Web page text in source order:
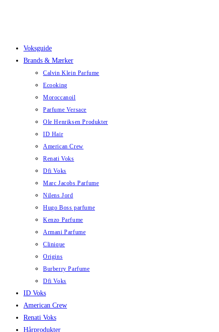
Voksguide
Brands & Mærker
Calvin Klein Parfume
Ecooking
Moroccanoil
Parfume Versace
Ole Henriksen Produkter
ID Hair
American Crew
Renati Voks
Dfi Voks
Marc Jacobs Parfume
Nilens Jord
Hugo Boss parfume
Kenzo Parfume
Armani Parfume
Clinique
Origins
Burberry Parfume
Dfi Voks
ID Voks
American Crew
Renati Voks
Hårprodukter